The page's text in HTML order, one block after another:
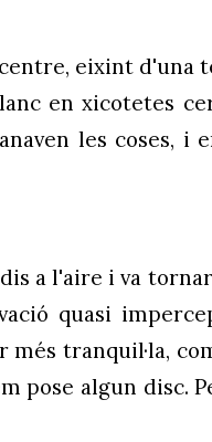
eixint d'una
en xicotetes
les coses,
a l'aire i va
quasi
més tranquil·la,
pose algun